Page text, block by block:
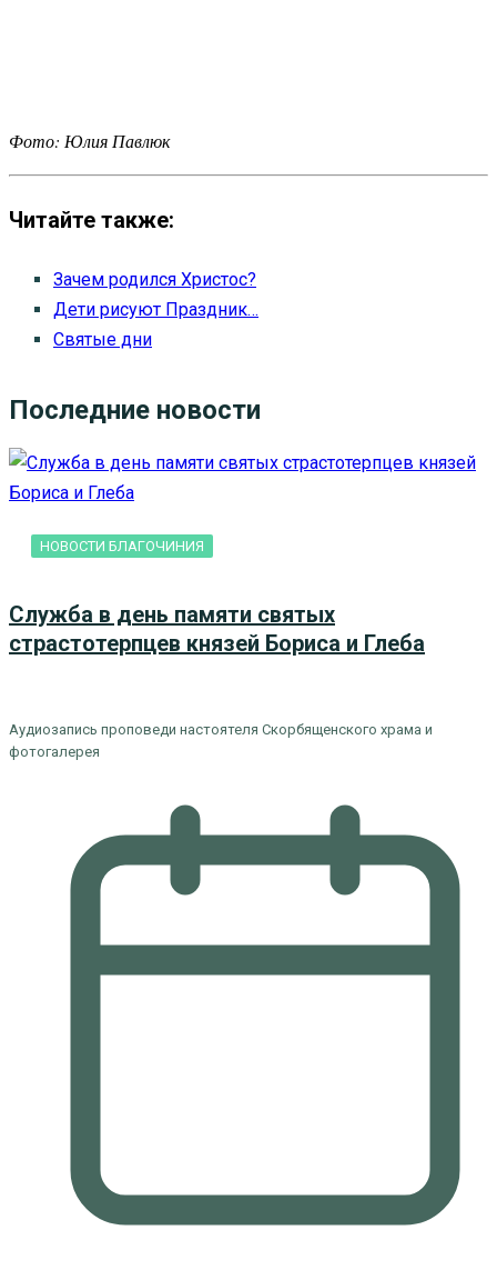
Фото: Юлия Павлюк
Читайте также:
Зачем родился Христос?
Дети рисуют Праздник…
Святые дни
Последние новости
НОВОСТИ БЛАГОЧИНИЯ
Служба в день памяти святых
страстотерпцев князей Бориса и Глеба
Аудиозапись проповеди настоятеля Скорбященского храма и
фотогалерея